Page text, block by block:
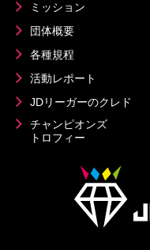
ミッション
団体概要
各種規程
活動レポート
JDリーガーのクレド
チャンピオンズ
トロフィー